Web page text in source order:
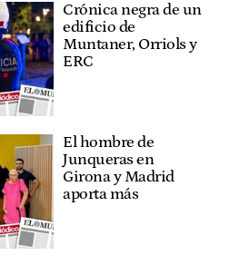
Crónica negra de un
edificio de
Muntaner, Orriols y
ERC
El hombre de
Junqueras en
Girona y Madrid
aporta más